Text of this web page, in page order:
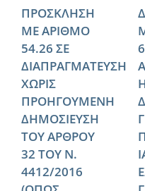
ΠΡΟΣΚΛΗΣΗ
ΜΕ ΑΡΙΘΜΟ
54.26 ΣΕ
ΔΙΑΠΡΑΓΜΑΤΕΥΣΗ
ΧΩΡΙΣ
ΠΡΟΗΓΟΥΜΕΝΗ
ΔΗΜΟΣΙΕΥΣΗ
ΤΟΥ ΑΡΘΡΟΥ
32 ΤΟΥ Ν.
4412/2016